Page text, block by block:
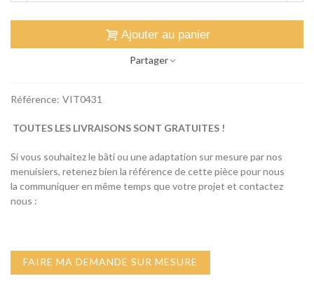
Ajouter au panier
Partager
Référence: VIT0431
TOUTES LES LIVRAISONS SONT GRATUITES !
Si vous souhaitez le bâti ou une adaptation sur mesure par nos
menuisiers, retenez bien la référence de cette pièce pour nous
la communiquer en même temps que votre projet et contactez
nous :
FAIRE MA DEMANDE SUR MESURE